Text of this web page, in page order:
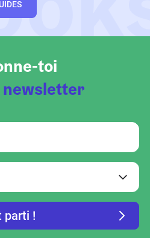
toi
newsletter